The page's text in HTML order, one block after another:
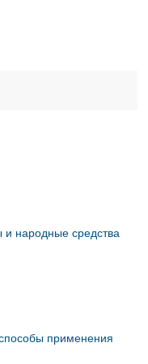
и народные средства
применения